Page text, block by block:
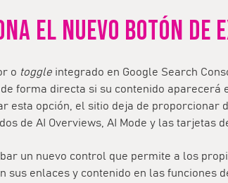
EL NUEVO BOTÓN DE
o toggle integrado en Google Search
forma directa si su contenido aparecerá
esta opción, el sitio deja de proporcionar
de AI Overviews AI Mode y las tarjetas
un nuevo control que permite a los
sus enlaces y contenido en las funciones